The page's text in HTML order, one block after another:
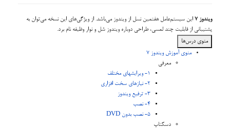
ویندوز 7
این سیستم‌عامل هفتمین نسل از ویندوز می‌باشد. از ویژگی‌های این نسخه می‌توان به
پشتیبانی از قابلیت چند لمسی، طراحی دوباره ویندوز شل و نوار وظیفه نام برد.
منوی درس‌ها
منوی آموزش ویندوز 7
معرفی
1- ویرایشهای مختلف
2- نیازهای سخت افزاری
3- ترفیع ویندوز
4- نصب
5- نصب بدون DVD
دسکتاپ